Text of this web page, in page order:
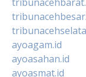
ayoagam.id
ayoasahan.id
ayoasmat.id